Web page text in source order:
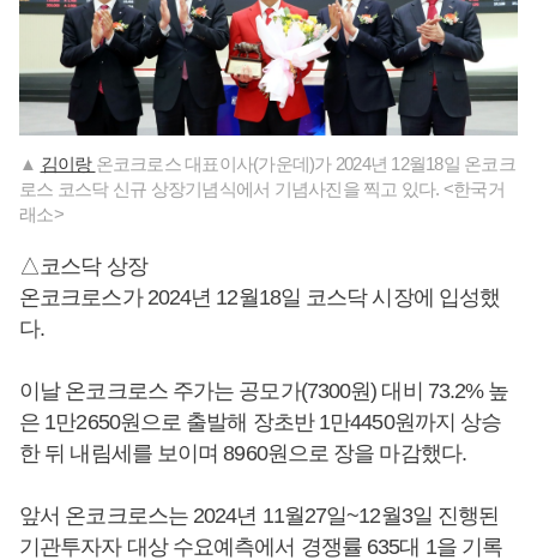
▲ 김이랑 온코크로스 대표이사(가운데)가 2024년 12월18일 온코크
로스 코스닥 신규 상장기념식에서 기념사진을 찍고 있다. <한국거
래소>
△코스닥 상장
온코크로스가 2024년 12월18일 코스닥 시장에 입성했
다.
이날 온코크로스 주가는 공모가(7300원) 대비 73.2% 높
은 1만2650원으로 출발해 장초반 1만4450원까지 상승
한 뒤 내림세를 보이며 8960원으로 장을 마감했다.
앞서 온코크로스는 2024년 11월27일~12월3일 진행된
기관투자자 대상 수요예측에서 경쟁률 635대 1을 기록